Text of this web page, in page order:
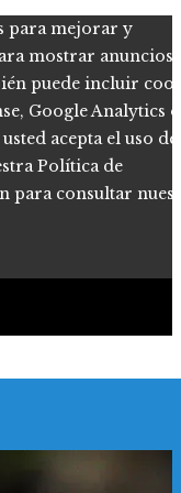
para mejorar y
mostrar anuncios
puede incluir
Google Analytics o
acepta el uso de
Política de
para consultar